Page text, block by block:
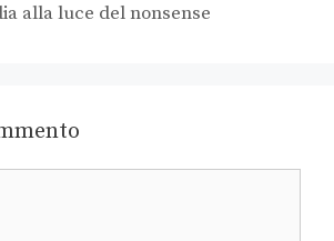
alla luce del nonsense